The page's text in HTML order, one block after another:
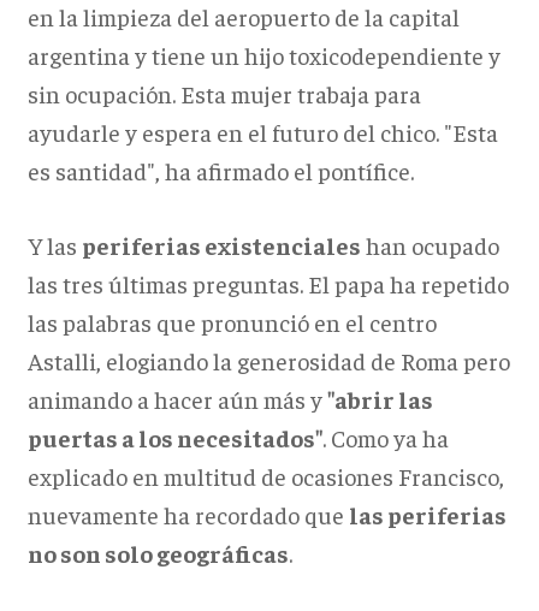
en la limpieza del aeropuerto de la capital
argentina y tiene un hijo toxicodependiente y
sin ocupación. Esta mujer trabaja para
ayudarle y espera en el futuro del chico. "Esta
es santidad", ha afirmado el pontífice.
Y las periferias existenciales han ocupado
las tres últimas preguntas. El papa ha repetido
las palabras que pronunció en el centro
Astalli, elogiando la generosidad de Roma pero
animando a hacer aún más y"abrir las
puertas a los necesitados". Como ya ha
explicado en multitud de ocasiones Francisco,
nuevamente ha recordado que las periferias
no son solo geográficas.